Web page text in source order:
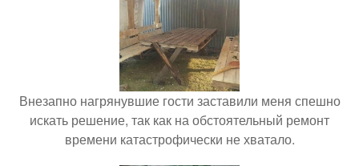
Внезапно нагрянувшие гости заставили меня спешно
искать решение, так как на обстоятельный ремонт
времени катастрофически не хватало.